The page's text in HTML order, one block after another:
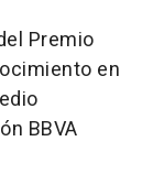
Premio
en
BBVA